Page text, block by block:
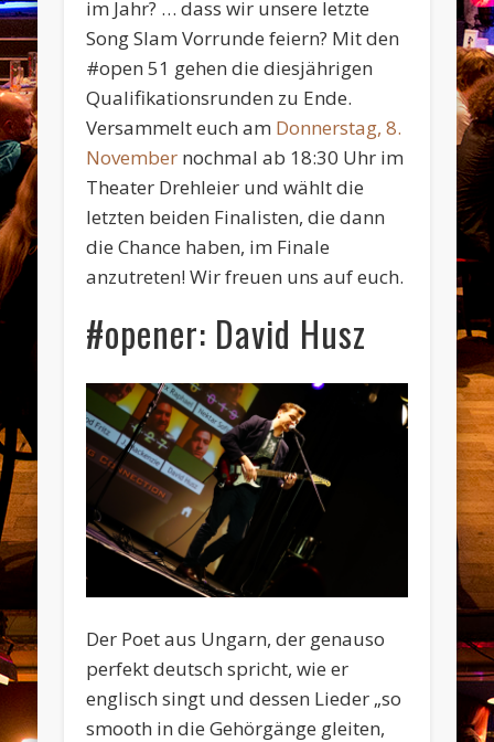
im Jahr? … dass wir unsere letzte
Song Slam Vorrunde feiern? Mit den
#open 51 gehen die diesjährigen
Qualifikationsrunden zu Ende.
Versammelt euch am Donnerstag, 8.
November nochmal ab 18:30 Uhr im
Theater Drehleier und wählt die
letzten beiden Finalisten, die dann
die Chance haben, im Finale
anzutreten! Wir freuen uns auf euch.
#opener: David Husz
Der Poet aus Ungarn, der genauso
perfekt deutsch spricht, wie er
englisch singt und dessen Lieder „so
smooth in die Gehörgänge gleiten,